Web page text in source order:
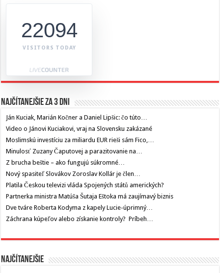
22094
VISITORS TODAY
Najčítanejšie za 3 dni
Ján Kuciak, Marián Kočner a Daniel Lipšic: čo túto…
Video o Jánovi Kuciakovi, vraj na Slovensku zakázané
Moslimskú investíciu za miliardu EUR rieši sám Fico,…
Minulosť Zuzany Čaputovej a parazitovanie na…
Z brucha beštie – ako fungujú súkromné…
Nový spasiteľ Slovákov Zoroslav Kollár je člen…
Platila Českou televizi vláda Spojených států amerických?
Partnerka ministra Matúša Šutaja Eštoka má zaujímavý biznis
Dve tváre Roberta Kodyma z kapely Lucie-úprimný…
Záchrana kúpeľov alebo získanie kontroly? Príbeh…
Najčítanejšie